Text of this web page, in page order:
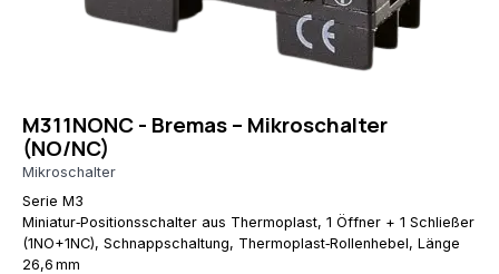
RewriteRule
^(.*)$
index.php
entfernen
RewriteCond
{THE_REQUEST}
\s/index\.php[\s?]
RewriteRule
M311NONC - Bremas – Mikroschalter
(NO/NC)
Mikroschalter
Serie M3
Miniatur‑Positionsschalter aus Thermoplast, 1 Öffner + 1 Schließer
(1NO+1NC), Schnappschaltung, Thermoplast‑Rollenhebel, Länge
26,6 mm